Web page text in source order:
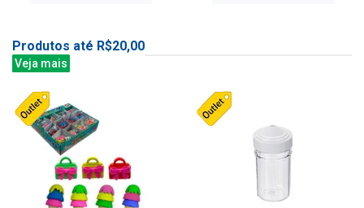
Produtos até R$20,00
Veja mais